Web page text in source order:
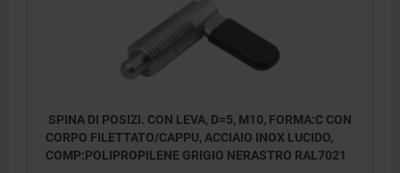
SPINA DI POSIZI. CON LEVA, D=5, M10, FORMA:C CON
CORPO FILETTATO/CAPPU, ACCIAIO INOX LUCIDO,
COMP:POLIPROPILENE GRIGIO NERASTRO RAL7021